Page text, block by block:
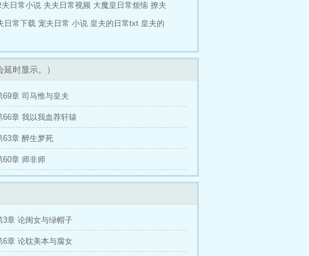
夫日常小说 夫夫日常视频 大魔皇日常烦恼 撩夫
日常下载 宠夫日常 小说 皇夫的日常txt 皇夫的
时显示。）
69章 司马惟与皇夫
66章 我以我血荐轩辕
63章 醉生梦死
60章 师非师
3章 论闺女与绿帽子
6章 论耽美本与腐女